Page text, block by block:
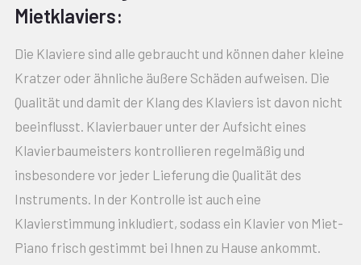
Mietklaviers:
Die Klaviere sind alle gebraucht und können daher kleine
Kratzer oder ähnliche äußere Schäden aufweisen. Die
Qualität und damit der Klang des Klaviers ist davon nicht
beeinflusst. Klavierbauer unter der Aufsicht eines
Klavierbaumeisters kontrollieren regelmäßig und
insbesondere vor jeder Lieferung die Qualität des
Instruments. In der Kontrolle ist auch eine
Klavierstimmung inkludiert, sodass ein Klavier von Miet-
Piano frisch gestimmt bei Ihnen zu Hause ankommt.